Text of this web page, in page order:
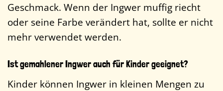
Geschmack. Wenn der Ingwer muffig riecht
oder seine Farbe verändert hat, sollte er nicht
mehr verwendet werden.
Ist gemahlener Ingwer auch für Kinder geeignet?
Kinder können Ingwer in kleinen Mengen zu